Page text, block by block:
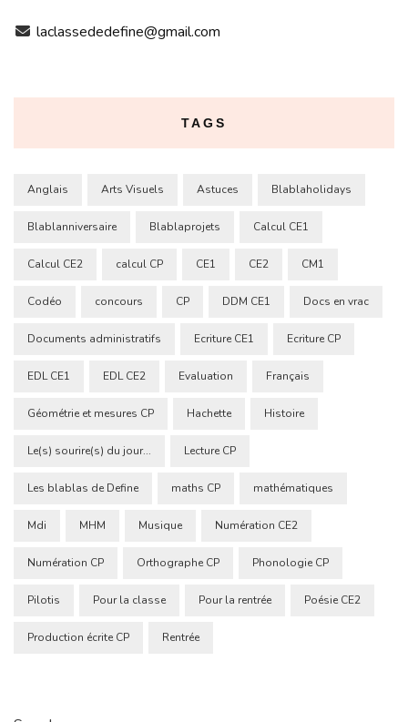
laclassededefine@gmail.com
TAGS
Anglais Arts Visuels Astuces Blablaholidays
Blablanniversaire Blablaprojets Calcul CE1
Calcul CE2 calcul CP CE1 CE2 CM1
Codéo concours CP DDM CE1 Docs en vrac
Documents administratifs Ecriture CE1 Ecriture CP
EDL CE1 EDL CE2 Evaluation Français
Géométrie et mesures CP Hachette Histoire
Le(s) sourire(s) du jour... Lecture CP
Les blablas de Define maths CP mathématiques
Mdi MHM Musique Numération CE2
Numération CP Orthographe CP Phonologie CP
Pilotis Pour la classe Pour la rentrée Poésie CE2
Production écrite CP Rentrée